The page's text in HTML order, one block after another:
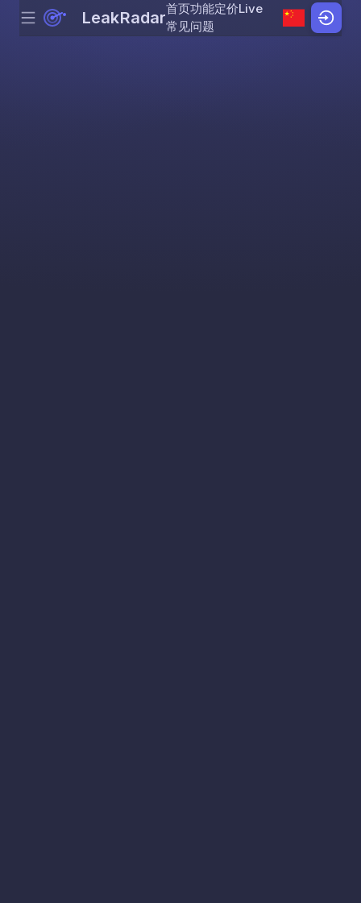
Skip to content
Menu LeakRadar首页功能定价Live
常见问题